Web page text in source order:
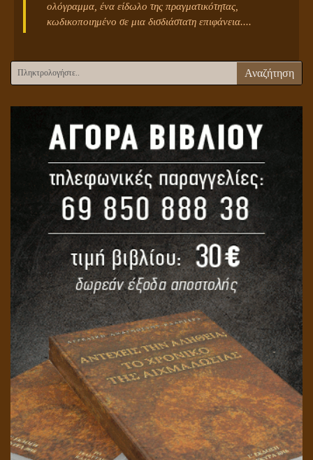
ολόγραμμα, ένα είδωλο της πραγματικότητας,
κωδικοποιημένο σε μια δισδιάστατη επιφάνεια....
Αναζήτηση